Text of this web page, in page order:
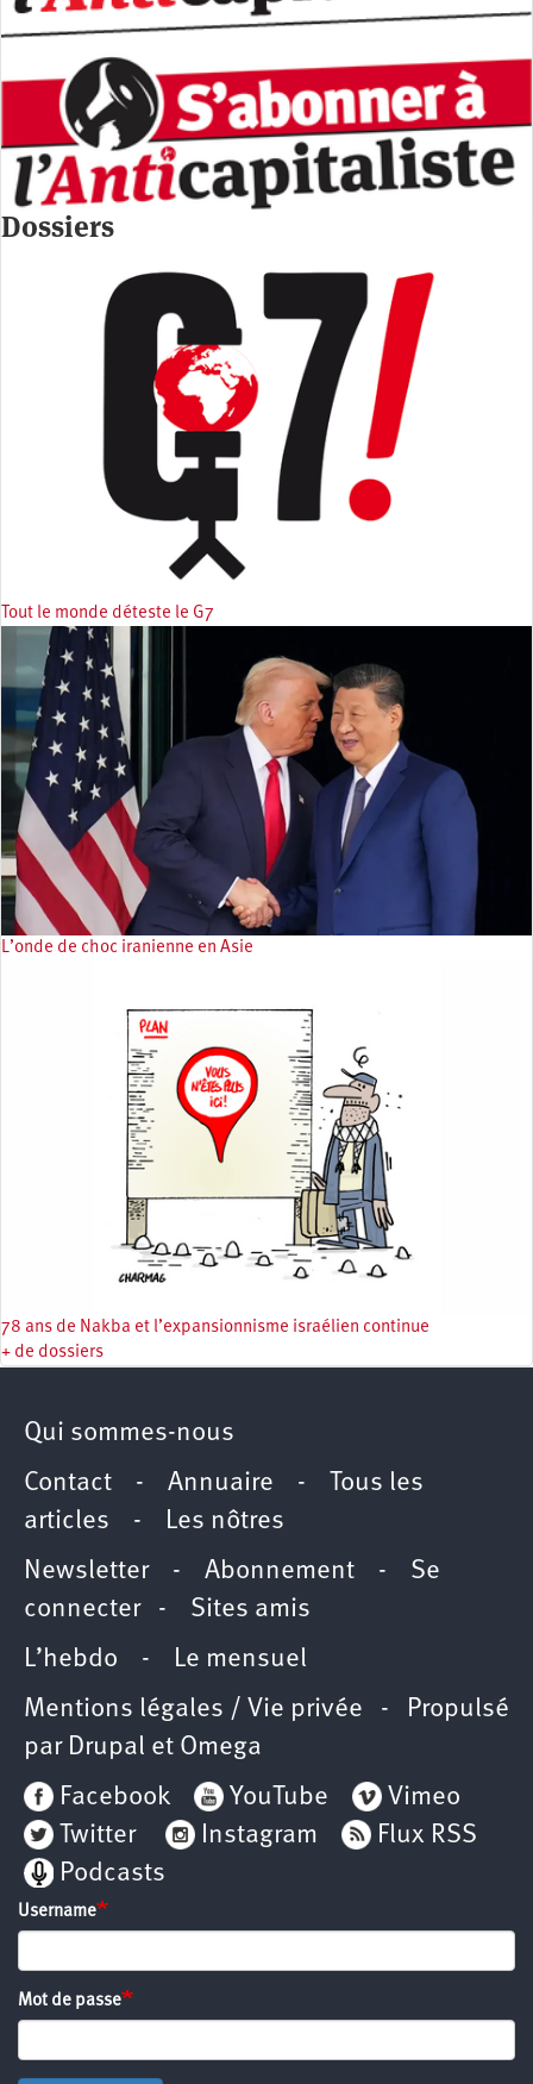
Dossiers
Tout le monde déteste le G7
L’onde de choc iranienne en Asie
78 ans de Nakba et l’expansionnisme israélien continue
+ de dossiers
Qui sommes-nous
Contact - Annuaire -
Tous les
articles - Les nôtres
Newsletter- Abonnement - Se
connecter- Sites amis
L’hebdo - Le mensuel
Mentions légales / Vie privée - Propulsé
par Drupal et Omega
Facebook
YouTube
Vimeo
Twitter
Instagram
Flux RSS
Podcasts
Username
Mot de passe